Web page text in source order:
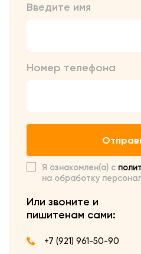
Введите имя
Номер телефона
Я ознакомлен(а) с
на обработку
Или звоните и
пишитенам сами:
+7 (921) 961-50-90